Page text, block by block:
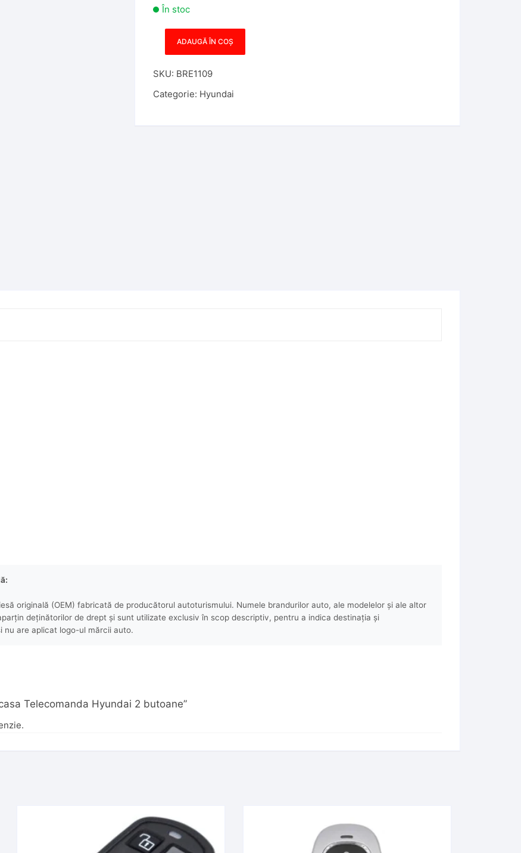
În stoc
Cantitate
Telecomanda
Hyundai
ADAUGĂ ÎN COȘ
SKU: BRE1109
Categorie: Hyundai
originală (OEM) fabricată de producătorul autoturismului. Numele brandurilor auto, ale modelelor și ale altor
deținătorilor de drept și sunt utilizate exclusiv în scop descriptiv, pentru a indica destinația și
nu are aplicat logo-ul mărcii auto.
Telecomanda Hyundai 2 butoane”